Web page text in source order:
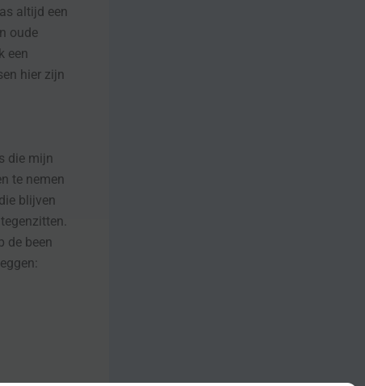
altijd een
oude
een
hier zijn
die mijn
te nemen
blijven
de been